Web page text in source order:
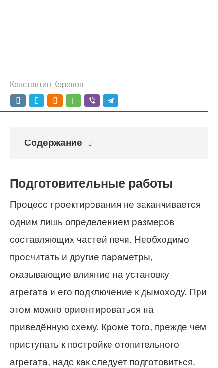
Константин Корепов
Содержание
Подготовительные работы
Процесс проектирования не заканчивается
одним лишь определением размеров
составляющих частей печи. Необходимо
просчитать и другие параметры,
оказывающие влияние на установку
агрегата и его подключение к дымоходу. При
этом можно ориентироваться на
приведённую схему. Кроме того, прежде чем
приступать к постройке отопительного
агрегата, надо как следует подготовиться.